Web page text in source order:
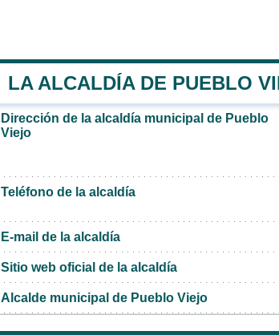
LA ALCALDÍA DE PUEBLO
Dirección de la alcaldía municipal de Pueblo
Viejo
Teléfono de la alcaldía
E-mail de la alcaldía
Sitio web oficial de la alcaldía
Alcalde municipal de Pueblo Viejo